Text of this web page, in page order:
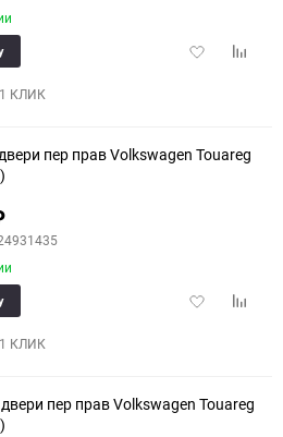
Добавить
КЛИК
пер прав Volkswagen Touareg
Добавить
КЛИК
пер прав Volkswagen Touareg